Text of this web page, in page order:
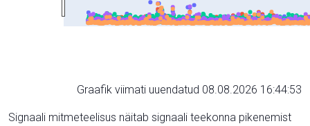
Graafik viimati uuendatud 08.08.2026 16:44:53
Signaali mitmeteelisus näitab signaali teekonna pikenemist